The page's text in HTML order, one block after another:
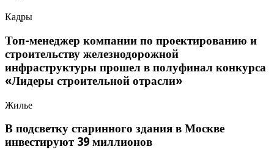
Кадры
Топ-менеджер компании по проектированию и
строительству железнодорожной
инфраструктуры прошел в полуфинал конкурса
«Лидеры строительной отрасли»
Жилье
В подсветку старинного здания в Москве
инвестируют 39 миллионов